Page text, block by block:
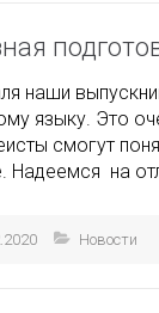
наши
языку. Это
смогут
Надеемся на
Новости